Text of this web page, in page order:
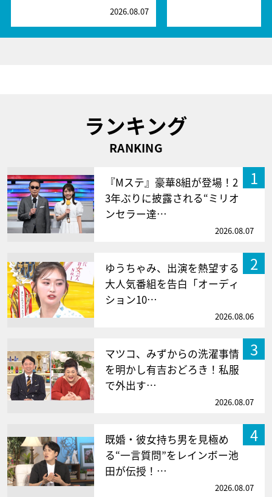
2026.08.07
ランキング
RANKING
1
『Mステ』豪華8組が登場！2
3年ぶりに披露される“ミリオ
ンセラー達…
2026.08.07
2
ゆうちゃみ、出演を熱望する
大人気番組を告白「オーディ
ション10…
2026.08.06
3
マツコ、みずからの洗濯事情
を明かし有吉おどろき！私服
で外出す…
2026.08.07
4
既婚・彼女持ち男を見極め
る“一言質問”をレインボー池
田が伝授！…
2026.08.07